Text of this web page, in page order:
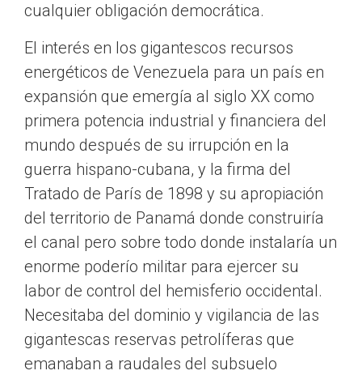
cualquier obligación democrática.
El interés en los gigantescos recursos
energéticos de Venezuela para un país en
expansión que emergía al siglo XX como
primera potencia industrial y financiera del
mundo después de su irrupción en la
guerra hispano-cubana, y la firma del
Tratado de París de 1898 y su apropiación
del territorio de Panamá donde construiría
el canal pero sobre todo donde instalaría un
enorme poderío militar para ejercer su
labor de control del hemisferio occidental.
Necesitaba del dominio y vigilancia de las
gigantescas reservas petrolíferas que
emanaban a raudales del subsuelo